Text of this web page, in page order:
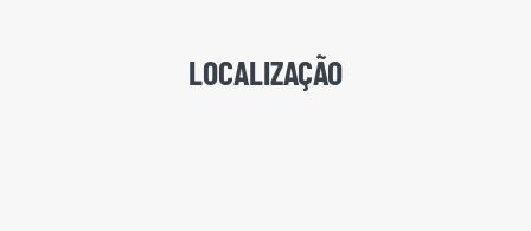
LOCALIZAÇÃO